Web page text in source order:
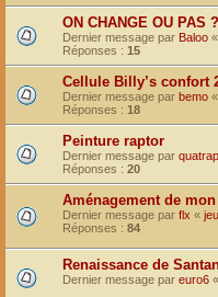
ON CHANGE OU PAS ?
Dernier message par Baloo «
Réponses : 15
Cellule Billy’s confort
Dernier message par bemo «
Réponses : 18
Peinture raptor
Dernier message par
Réponses : 20
Aménagement de mon
Dernier message par flx «
Réponses : 84
Renaissance de
Dernier message par euro6 «